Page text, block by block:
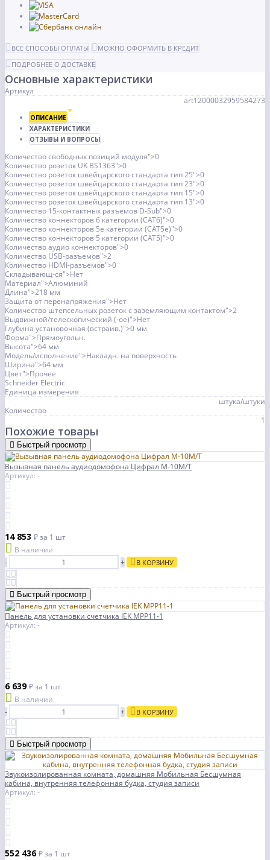
ВСЕ СПОСОБЫ ОПЛАТЫ
МОЖНО ОФОРМИТЬ В КРЕДИТ
ПОДРОБНЕЕ О ДОСТАВКЕ
Основные характеристики
Артикул
art12000032959584273
ОПИСАНИЕ
ХАРАКТЕРИСТИКИ
ОТЗЫВЫ И ВОПРОСЫ
Количество свободных позиций модуля">0
Количество розеток UK BS1363">0
Количество розеток швейцарского стандарта тип 25">0
Количество розеток швейцарского стандарта тип 23">0
Количество розеток швейцарского стандарта тип 15">0
Количество розеток швейцарского стандарта тип 13">0
Количество 15-контактных разъемов D-Sub">0
Количество коннекторов 6 категории (CAT6)">0
Количество коннекторов 5e категории (CAT5e)">0
Количество коннекторов 5 категории (CAT5)">0
Количество аудио коннекторов">0
Количество USB-разъемов">2
Количество HDMI-разъемов">0
Складывающ-ся">Нет
Материал">Алюминий
Длина">218 мм
Защита от перенапряжения">Нет
Количество штепсельных розеток с заземляющим контактом">2
Выдвижной/телескопический (-ое)">Нет
Глубина установочная (встраив.)">0 мм
Форма">Прямоугольн.
Высота">64 мм
Модель/исполнение">Накладн. на поверхность
Ширина">64 мм
Цвет">Прочее
Schneider Electric
Единица измерения
штука/штуки
Количество
1
Похожие товары
Быстрый просмотр
Вызывная панель аудиодомофона Цифрал М-10М/Т
Артикул: -
14 853 ₽за 1 шт
В наличии
-
+ В КОРЗИНУ
Быстрый просмотр
Панель для установки счетчика IEK MPP11-1
Артикул: -
6 639₽за 1 шт
В наличии
-
+ В КОРЗИНУ
Быстрый просмотр
Звукоизолированная комната, домашняя Мобильная Бесшумная
кабина, внутренняя телефонная будка, студия записи
Артикул: -
552 436₽за 1 шт